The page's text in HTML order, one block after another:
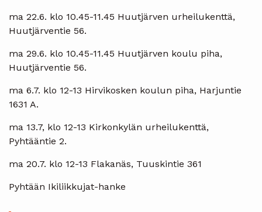
ma 22.6. klo 10.45-11.45 Huutjärven urheilukenttä,
Huutjärventie 56.
ma 29.6. klo 10.45-11.45 Huutjärven koulu piha,
Huutjärventie 56.
ma 6.7. klo 12-13 Hirvikosken koulun piha, Harjuntie
1631 A.
ma 13.7, klo 12-13 Kirkonkylän urheilukenttä,
Pyhtääntie 2.
ma 20.7. klo 12-13 Flakanäs, Tuuskintie 361
Pyhtään Ikiliikkujat-hanke